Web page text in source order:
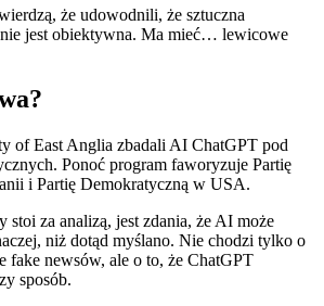
że udowodnili, że sztuczna
jest obiektywna. Ma mieć… lewicowe
of East Anglia zbadali AI ChatGPT pod
Ponoć program faworyzuje Partię
i Partię Demokratyczną w USA.
za analizą, jest zdania, że AI może
niż dotąd myślano. Nie chodzi tylko o
fake newsów, ale o to, że ChatGPT
sposób.